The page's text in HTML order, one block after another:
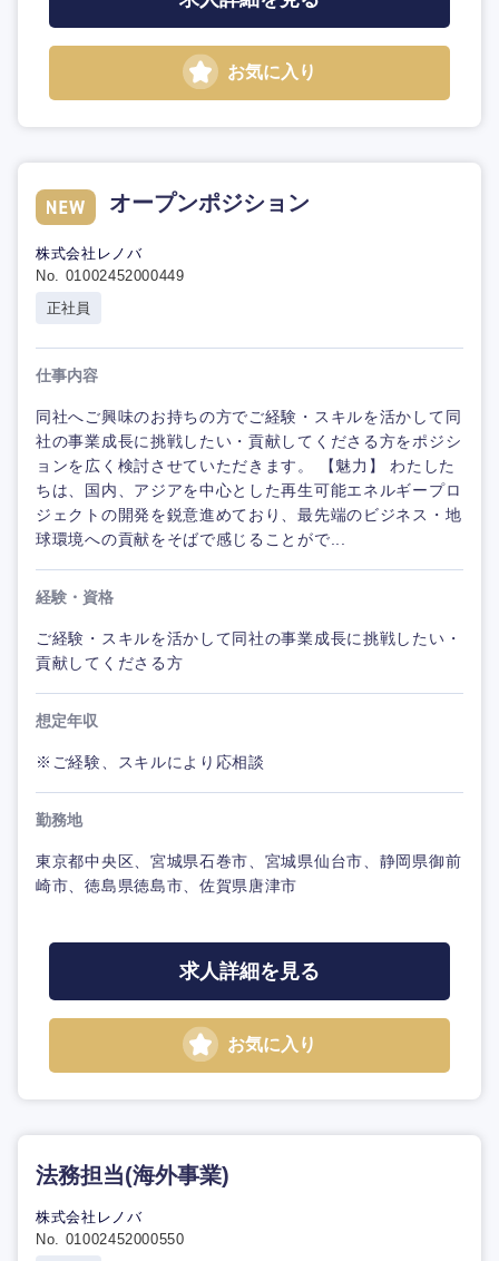
お気に入り
オープンポジション
株式会社レノバ
No. 01002452000449
正社員
仕事内容
同社へご興味のお持ちの方でご経験・スキルを活かして同
社の事業成長に挑戦したい・貢献してくださる方をポジシ
ョンを広く検討させていただきます。 【魅力】 わたした
ちは、国内、アジアを中心とした再生可能エネルギープロ
ジェクトの開発を鋭意進めており、最先端のビジネス・地
球環境への貢献をそばで感じることがで...
経験・資格
ご経験・スキルを活かして同社の事業成長に挑戦したい・
貢献してくださる方
想定年収
※ご経験、スキルにより応相談
勤務地
東京都中央区、宮城県石巻市、宮城県仙台市、静岡県御前
崎市、徳島県徳島市、佐賀県唐津市
求人詳細を見る
お気に入り
法務担当(海外事業)
株式会社レノバ
No. 01002452000550